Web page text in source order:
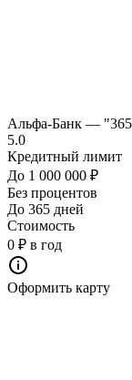
Альфа-Банк — "365
5.0
Кредитный лимит
До 1 000 000 ₽
Без процентов
До 365 дней
Стоимость
0 ₽ в год
Оформить карту